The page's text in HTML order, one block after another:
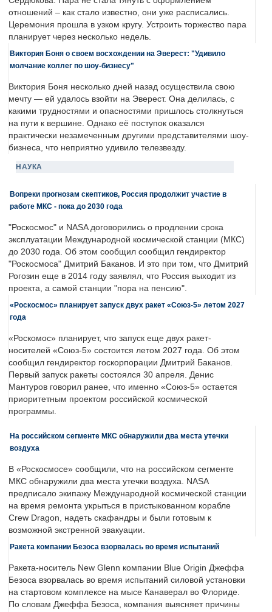
отношений – как стало известно, они уже расписались.
Церемония прошла в узком кругу. Устроить торжество пара
планирует через несколько недель.
Виктория Боня о своем восхождении на Эверест: "Удивило
молчание коллег по шоу-бизнесу"
Виктория Боня несколько дней назад осуществила свою
мечту — ей удалось взойти на Эверест. Она делилась, с
какими трудностями и опасностями пришлось столкнуться
на пути к вершине. Однако её поступок оказался
практически незамеченным другими представителями шоу-
бизнеса, что неприятно удивило телезвезду.
НАУКА
Вопреки прогнозам скептиков, Россия продолжит участие в
работе МКС - пока до 2030 года
"Роскосмос" и NASA договорились о продлении срока
эксплуатации Международной космической станции (МКС)
до 2030 года. Об этом сообщил сообщил гендиректор
"Роскосмоса" Дмитрий Баканов. И это при том, что Дмитрий
Рогозин еще в 2014 году заявлял, что Россия выходит из
проекта, а самой станции "пора на пенсию".
«Роскосмос» планирует запуск двух ракет «Союз-5» летом 2027
года
«Роскомос» планирует, что запуск еще двух ракет-
носителей «Союз-5» состоится летом 2027 года. Об этом
сообщил гендиректор госкорпорации Дмитрий Баканов.
Первый запуск ракеты состоялся 30 апреля. Денис
Мантуров говорил ранее, что именно «Союз-5» остается
приоритетным проектом российской космической
программы.
На российском сегменте МКС обнаружили два места утечки
воздуха
В «Роскосмосе» сообщили, что на российском сегменте
МКС обнаружили два места утечки воздуха. NASA
предписало экипажу Международной космической станции
на время ремонта укрыться в пристыкованном корабле
Crew Dragon, надеть скафандры и были готовым к
возможной экстренной эвакуации.
Ракета компании Безоса взорвалась во время испытаний
Ракета-носитель New Glenn компании Blue Origin Джеффа
Безоса взорвалась во время испытаний силовой установки
на стартовом комплексе на мысе Канаверал во Флориде.
По словам Джеффа Безоса, компания выясняет причины